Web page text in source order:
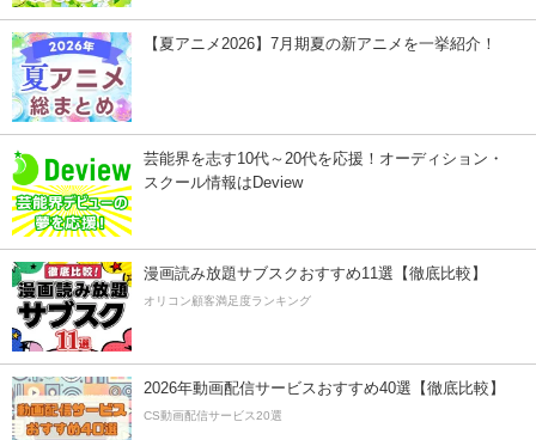
【夏アニメ2026】7月期夏の新アニメを一挙紹介！
芸能界を志す10代～20代を応援！オーディション・
スクール情報はDeview
漫画読み放題サブスクおすすめ11選【徹底比較】
オリコン顧客満足度ランキング
2026年動画配信サービスおすすめ40選【徹底比較】
CS動画配信サービス20選